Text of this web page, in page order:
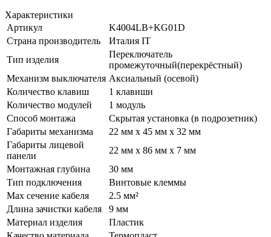
Характеристики
Артикул
K4004LB+KG01D
Страна производитель
Италия IT
Тип изделия
Переключатель
промежуточный(перекрёстный)
Механизм выключателя Аксиальный (осевой)
Количество клавиш
1 клавиши
Количество модулей
1 модуль
Способ монтажа
Скрытая установка (в подрозетник)
Габариты механизма
22 мм x 45 мм x 32 мм
Габариты лицевой
панели
22 мм x 86 мм x 7 мм
Монтажная глубина
30 мм
Тип подключения
Винтовые клеммы
Max сечение кабеля
2.5 мм²
Длина зачистки кабеля
9 мм
Материал изделия
Пластик